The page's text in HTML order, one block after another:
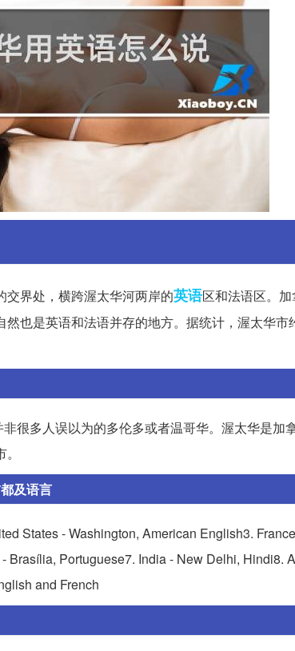
界处，横跨渥太华河两岸的英语区和法语区。加
也是英语和法语并存的地方。据统计，渥太华
很多人误以为的多伦多或者温哥华。渥太华是加
及语言
States - Washington, American English3.
Brasília, Portuguese7. India - New Delhi, Hindi8.
and French